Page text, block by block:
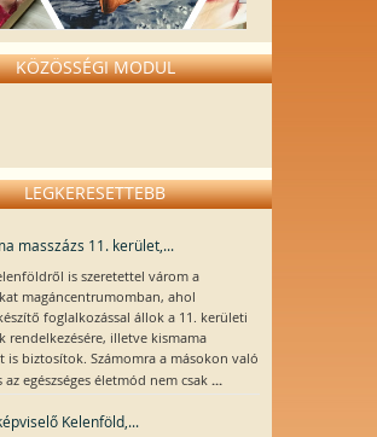
KÖZÖSSÉGI MODUL
LEGKERESETTEBB
masszázs 11. kerület,...
is szeretettel várom a
magáncentrumomban, ahol
foglalkozással állok a 11. kerületi
rendelkezésére, illetve kismama
is biztosítok. Számomra a másokon való
az egészséges életmód nem csak ...
Kelenföld,...